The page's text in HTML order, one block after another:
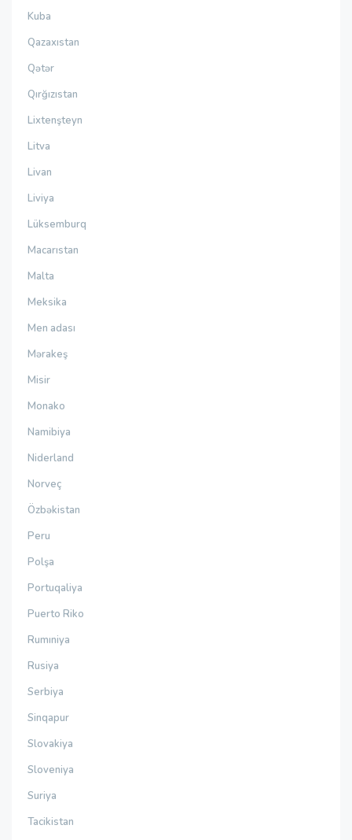
Kuba
Qazaxıstan
Qətər
Qırğızıstan
Lixtenşteyn
Litva
Livan
Liviya
Lüksemburq
Macarıstan
Malta
Meksika
Men adası
Mərakeş
Misir
Monako
Namibiya
Niderland
Norveç
Özbəkistan
Peru
Polşa
Portuqaliya
Puerto Riko
Rumıniya
Rusiya
Serbiya
Sinqapur
Slovakiya
Sloveniya
Suriya
Tacikistan